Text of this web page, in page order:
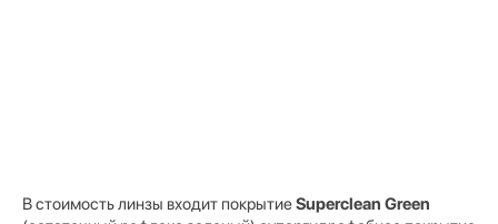
В стоимость линзы входит покрытиеSuperclean Green